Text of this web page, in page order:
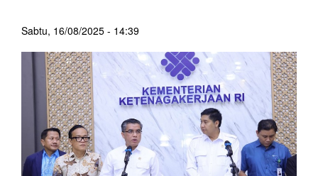
Sabtu, 16/08/2025 - 14:39